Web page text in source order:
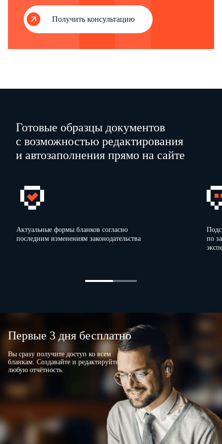
Подписи Сторон:
Представитель Работодателя:
Генеральный
Получить консультацию
Готовые образцы документов
с возможностью редактирования
и автозаполнения прямо на сайте
Актуальные формы бланков согласно
последним изменениям законодательства
по
Первые 3 дня бесплатно
Вы сразу получите доступ ко всем
бланкам. Создавайте и редактируйте
любую отчётность.